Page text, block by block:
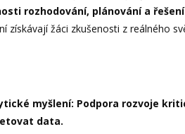
rozhodování, plánování a řešení
získávají žáci zkušenosti z reálného
myšlení: Podpora rozvoje
data.